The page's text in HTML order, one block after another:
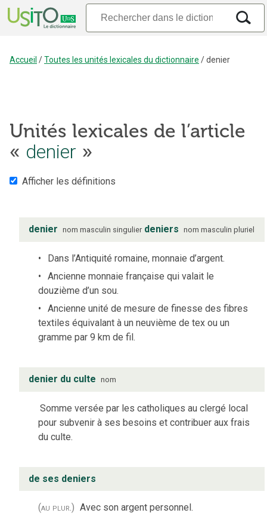
Accueil /Toutes les unités lexicales du dictionnaire /denier
Unités lexicales de l’article
« denier »
Afficher les définitions
denier nom masculin singulier deniers nom masculin pluriel
Dans l’Antiquité romaine, monnaie d’argent.
Ancienne monnaie française qui valait le
douzième d’un sou.
Ancienne unité de mesure de finesse des fibres
textiles équivalant à un neuvième de tex ou un
gramme par 9 km de fil.
denier du culte nom
Somme versée par les catholiques au clergé local
pour subvenir à ses besoins et contribuer aux frais
du culte.
de ses deniers
(au plur.) Avec son argent personnel.